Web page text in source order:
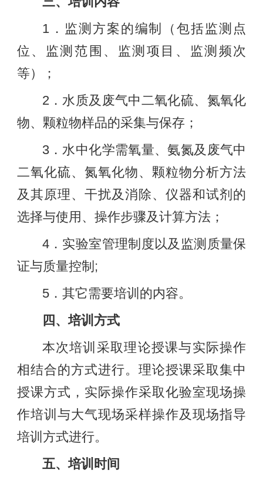
1．监测方案的编制（包括监测点
位、监测范围、监测项目、监测频次
等）；
2．水质及废气中二氧化硫、氮氧化
物、颗粒物样品的采集与保存；
3．水中化学需氧量、氨氮及废气中
二氧化硫、氮氧化物、颗粒物分析方法
及其原理、干扰及消除、仪器和试剂的
选择与使用、操作步骤及计算方法；
4．实验室管理制度以及监测质量保
证与质量控制;
5．其它需要培训的内容。
四、培训方式
本次培训采取理论授课与实际操作
相结合的方式进行。理论授课采取集中
授课方式，实际操作采取化验室现场操
作培训与大气现场采样操作及现场指导
培训方式进行。
五、培训时间